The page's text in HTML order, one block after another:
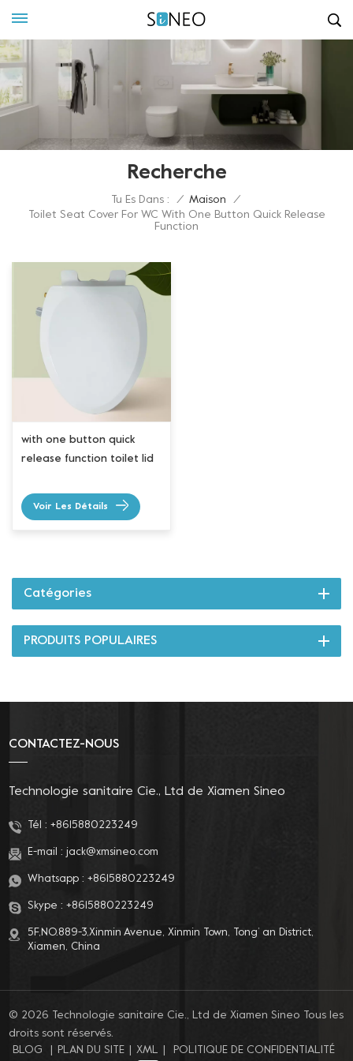
Recherche
Tu Es Dans : / Maison
/
Toilet Seat Cover For WC With One Button Quick Release
Function
with one button quick
release function toilet lid
Voir Les Détails
Catégories
PRODUITS POPULAIRES
CONTACTEZ-NOUS
Technologie sanitaire Cie., Ltd de Xiamen Sineo
Tél : +8615880223249
E-mail : jack@xmsineo.com
Whatsapp : +8615880223249
Skype : +8615880223249
5F,NO.889-3,Xinmin Avenue, Xinmin Town, Tong’ an District,
Xiamen, China
© 2026 Technologie sanitaire Cie., Ltd de Xiamen Sineo Tous les
droits sont réservés.
BLOG
PLAN DU SITE XML POLITIQUE DE CONFIDENTIALITÉ